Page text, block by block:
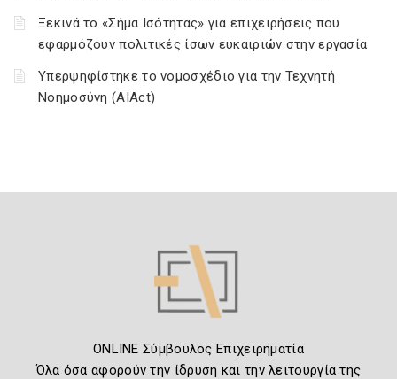
Ξεκινά το «Σήμα Ισότητας» για επιχειρήσεις που
εφαρμόζουν πολιτικές ίσων ευκαιριών στην εργασία
Υπερψηφίστηκε το νομοσχέδιο για την Τεχνητή
Νοημοσύνη (AIAct)
ONLINE Σύμβουλος Επιχειρηματία
Όλα όσα αφορούν την ίδρυση και την λειτουργία της